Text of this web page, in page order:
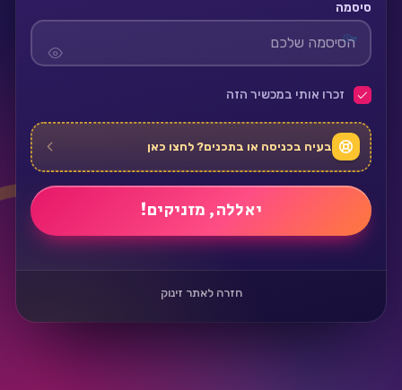
סיסמה
זכרו אותי במכשיר הזה
בעיה בכניסה או בתכנים? לחצו כאן
חזרה לאתר זינוק